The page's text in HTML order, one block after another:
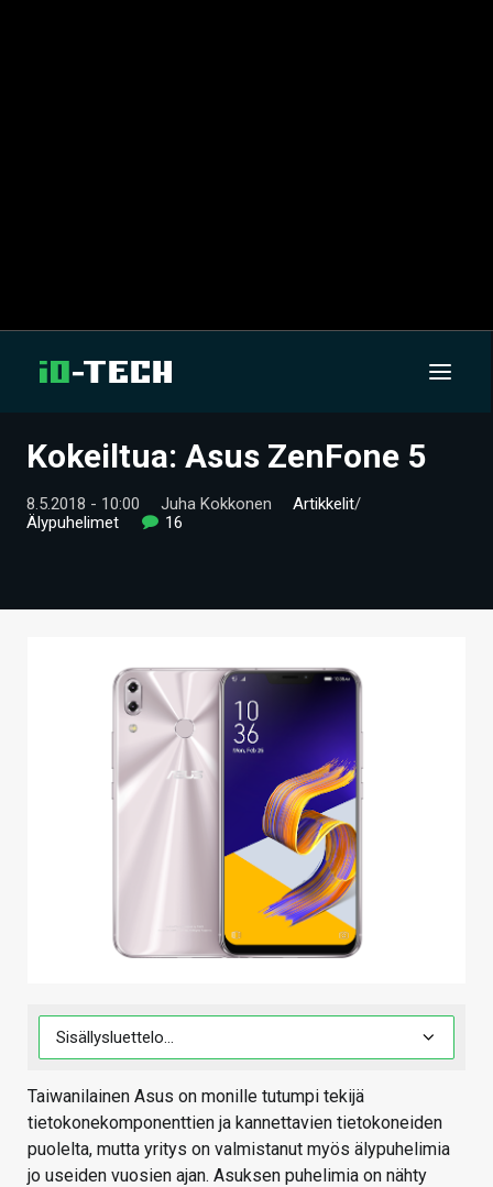
UUTISET
ARTIKKELIT
TECHBBS
VAIHDA TEEMA
Kokeiltua: Asus ZenFone 5
8.5.2018 - 10:00 Juha Kokkonen Artikkelit/
Älypuhelimet
16
Taiwanilainen Asus on monille tutumpi tekijä
tietokonekomponenttien ja kannettavien tietokoneiden
puolelta, mutta yritys on valmistanut myös älypuhelimia
jo useiden vuosien ajan. Asuksen puhelimia on nähty